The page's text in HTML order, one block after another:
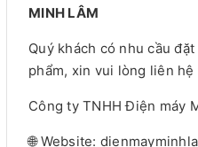
MINH LÂM
Quý khách có nhu cầu
phẩm, xin vui lòng liên
Công ty TNHH Điện máy
🌐 Website: